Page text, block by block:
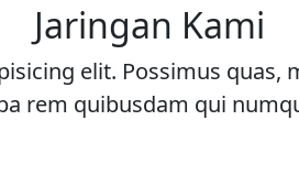
Jaringan Kami
elit. Possimus quas,
rem quibusdam qui